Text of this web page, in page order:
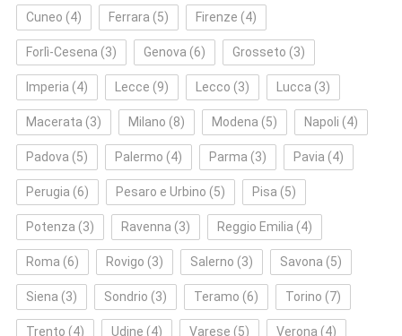
Cuneo (4) Ferrara (5) Firenze (4)
Forlì‑Cesena (3) Genova (6) Grosseto (3)
Imperia (4) Lecce (9) Lecco (3) Lucca (3)
Macerata (3) Milano (8) Modena (5) Napoli (4)
Padova (5) Palermo (4) Parma (3) Pavia (4)
Perugia (6) Pesaro e Urbino (5) Pisa (5)
Potenza (3) Ravenna (3) Reggio Emilia (4)
Roma (6) Rovigo (3) Salerno (3) Savona (5)
Siena (3) Sondrio (3) Teramo (6) Torino (7)
Trento (4) Udine (4) Varese (5) Verona (4)